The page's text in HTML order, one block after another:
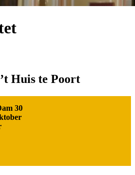
Huis te Poort
30